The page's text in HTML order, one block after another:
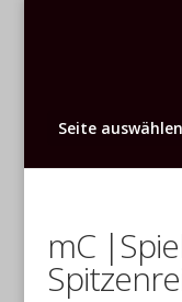
Seite auswählen
mC